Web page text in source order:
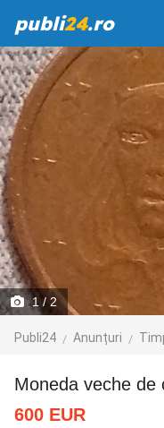
publi24.ro
1 / 2
Publi24 Anunțuri
Moneda veche
600 EUR